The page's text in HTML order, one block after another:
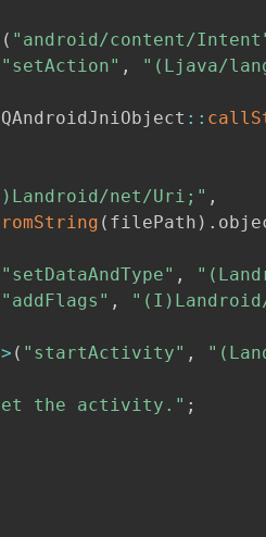
( "android/content/
"setAction" , "(Ljava/
QAndroidJniObject : :
net/Uri;" ,
( filePath ) .
"setDataAndType" ,
"addFlags" ,
> ( "startActivity" ,
the activity." ;